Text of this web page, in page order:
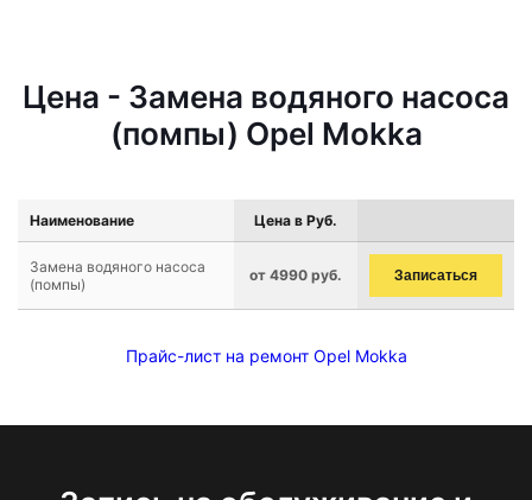
Цена - Замена водяного насоса
(помпы) Opel Mokka
Наименование Цена в Руб.
Замена водяного насоса
(помпы)
от 4990 руб. Записаться
Прайс-лист на ремонт Opel Mokka